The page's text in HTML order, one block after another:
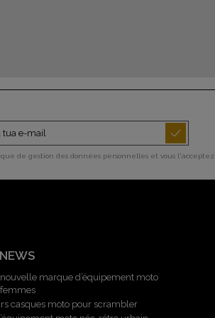
de gestion des données personnelles et vous l'acceptez.
marque d’équipement moto
casques moto pour scrambler